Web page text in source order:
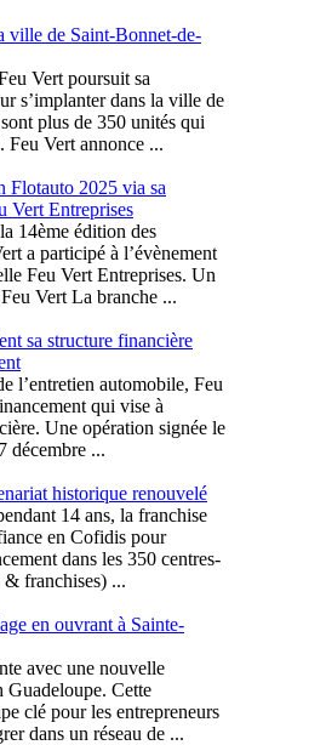
ville de Saint-Bonnet-de-
Vert poursuit sa
s’implanter dans la ville de
plus de 350 unités qui
Feu Vert annonce ...
Flotauto 2025 via sa
Vert Entreprises
14ème édition des
a participé à l’évènement
Feu Vert Entreprises. Un
Vert La branche ...
sa structure financière
l’entretien automobile, Feu
qui vise à
Une opération signée le
décembre ...
historique renouvelé
14 ans, la franchise
en Cofidis pour
dans les 350 centres-
& franchises) ...
en ouvrant à Sainte-
avec une nouvelle
Guadeloupe. Cette
clé pour les entrepreneurs
dans un réseau de ...